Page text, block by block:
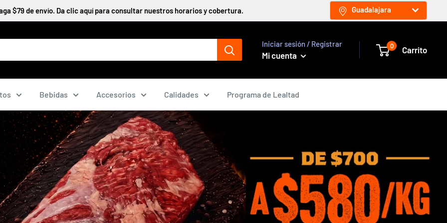
$79 de envío. Da clic aquí para consultar nuestros horarios y cobertura. Guadalajara
Iniciar sesión / Registrar
Mi cuenta
0 Carrito
Bebidas Accesorios Calidades Programa de Lealtad